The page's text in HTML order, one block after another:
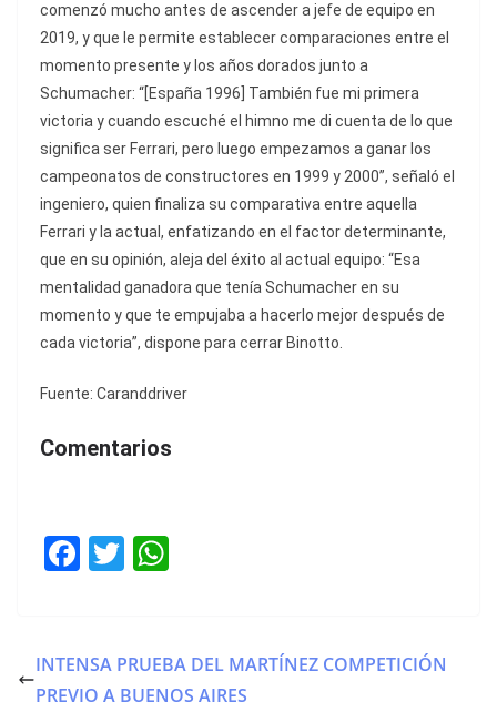
comenzó mucho antes de ascender a jefe de equipo en
2019, y que le permite establecer comparaciones entre el
momento presente y los años dorados junto a
Schumacher: “[España 1996] También fue mi primera
victoria y cuando escuché el himno me di cuenta de lo que
significa ser Ferrari, pero luego empezamos a ganar los
campeonatos de constructores en 1999 y 2000”, señaló el
ingeniero, quien finaliza su comparativa entre aquella
Ferrari y la actual, enfatizando en el factor determinante,
que en su opinión, aleja del éxito al actual equipo: “Esa
mentalidad ganadora que tenía Schumacher en su
momento y que te empujaba a hacerlo mejor después de
cada victoria”, dispone para cerrar Binotto.
Fuente: Caranddriver
Comentarios
F
e
b
T
er s
A
INTENSA PRUEBA DEL MARTÍNEZ COMPETICIÓN
PREVIO A BUENOS AIRES